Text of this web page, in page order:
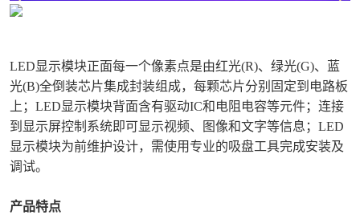
LED显示模块正面每一个像素点是由红光(R)、绿光(G)、蓝
光(B)全倒装芯片集成封装组成，每颗芯片分别固定到电路板
上； LED显示模块背面含有驱动IC和电阻电容等元件；连接
到显示屏控制系统即可显示视频、图像和文字等信息； LED
显示模块为前维护设计，需使用专业的吸盘工具完成安装及
调试。
产品特点